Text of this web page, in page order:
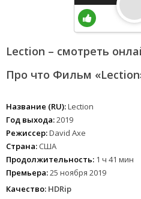
Lection – смотреть
Про что Фильм
Название (RU):Lection
Год выхода:2019
Режиссер:David Axe
Страна: США
Продолжительность: 1 ч 41 мин
Премьера:25 ноября 2019
Качество: HDRip